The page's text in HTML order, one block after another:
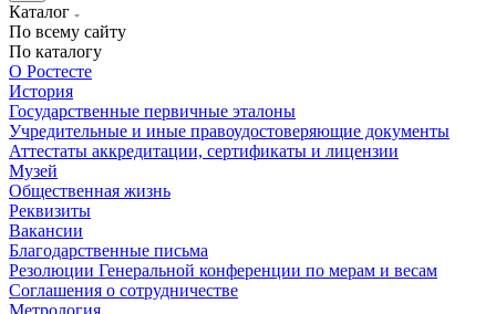
Каталог
По всему сайту
По каталогу
О Ростесте
История
Государственные первичные эталоны
Учредительные и иные правоудостоверяющие документы
Аттестаты аккредитации, сертификаты и лицензии
Музей
Общественная жизнь
Реквизиты
Вакансии
Благодарственные письма
Резолюции Генеральной конференции по мерам и весам
Соглашения о сотрудничестве
Метрология